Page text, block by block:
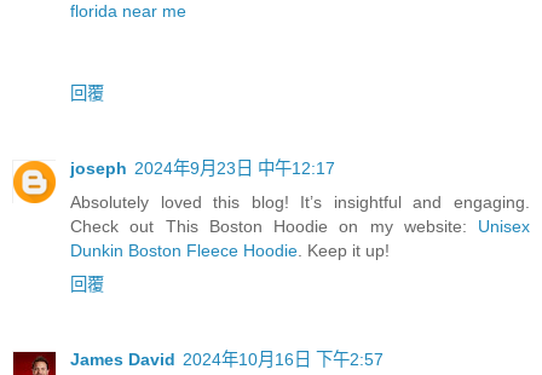
florida near me
回覆
joseph 2024年9月23日 中午12:17
Absolutely loved this blog! It’s insightful and engaging.
Check out This Boston Hoodie on my website: Unisex
Dunkin Boston Fleece Hoodie . Keep it up!
回覆
James David 2024年10月16日 下午2:57